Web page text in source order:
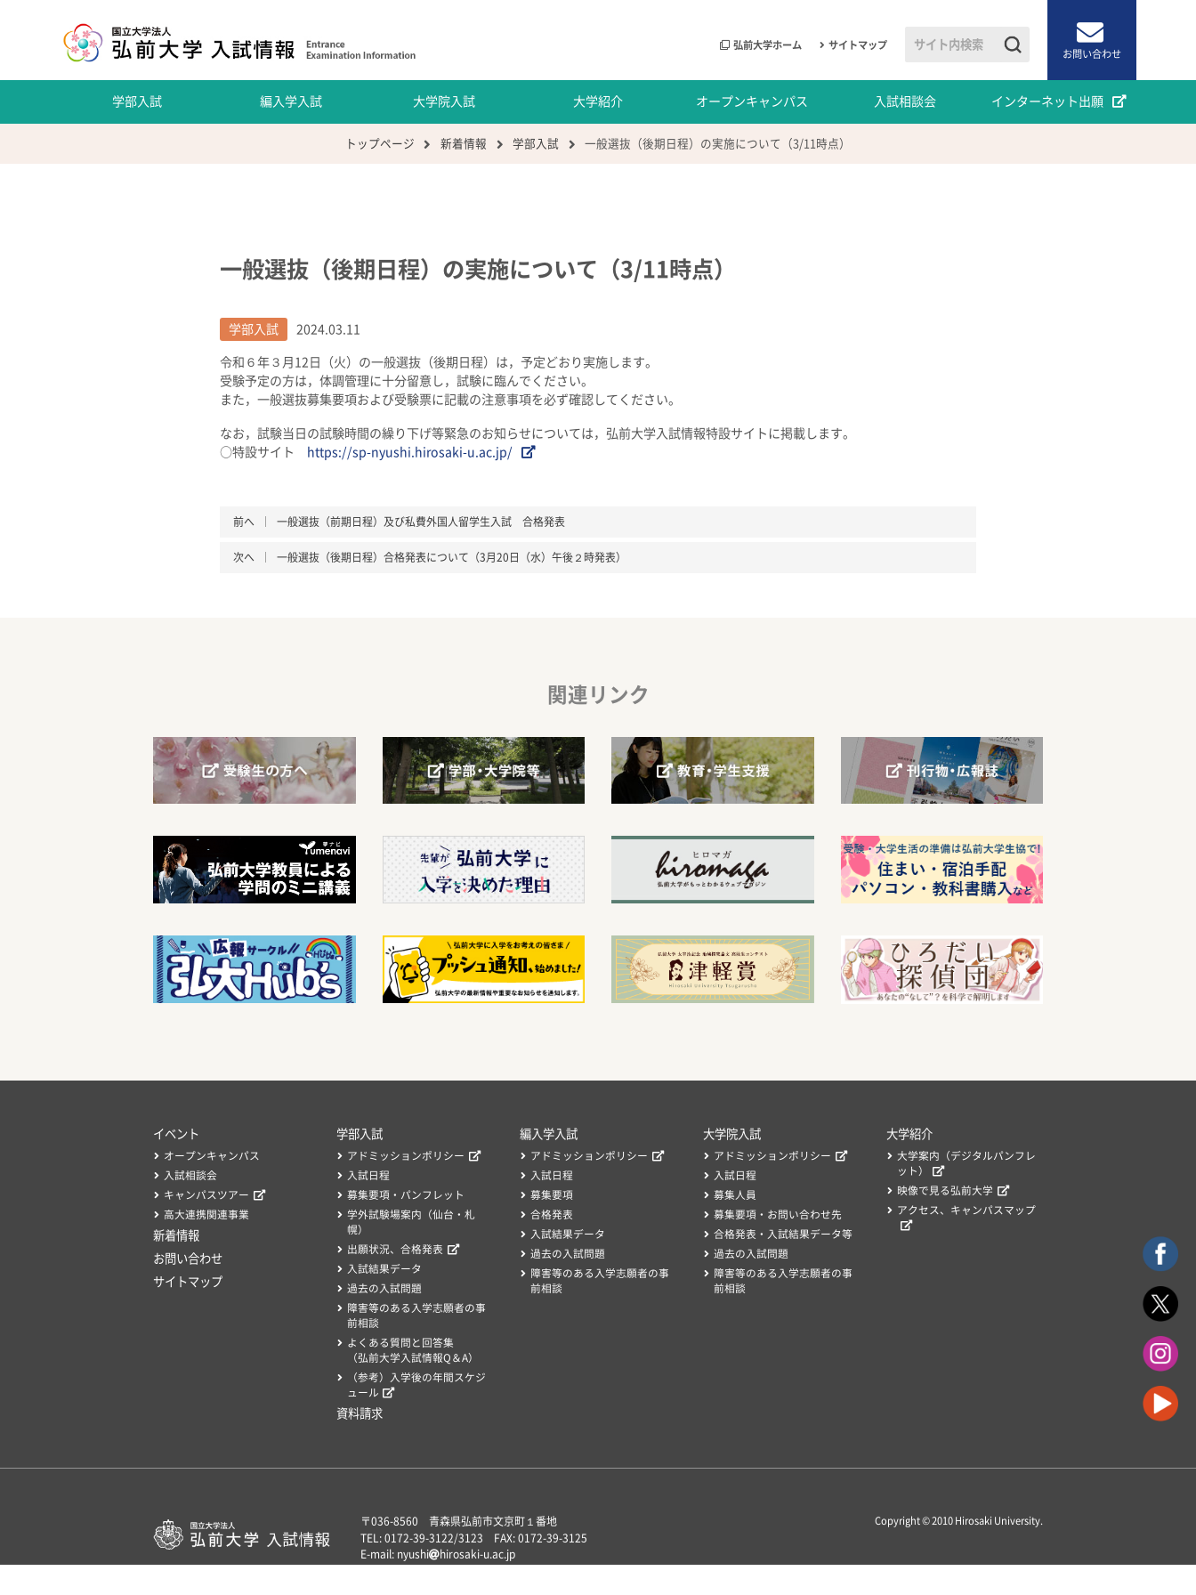
弘前大学ホーム
サイトマップ
お問い合わせ
学部入試 編入学入試 大学院入試 大学紹介 オープンキャンパス 入試相談会 インターネット出願
トップページ 新着情報 学部入試 一般選抜（後期日程）の実施について（3/11時点）
一般選抜（後期日程）の実施について（3/11時点）
学部入試 2024.03.11
令和６年３月12日（火）の一般選抜（後期日程）は，予定どおり実施します。
受験予定の方は，体調管理に十分留意し，試験に臨んでください。
また，一般選抜募集要項および受験票に記載の注意事項を必ず確認してください。
なお，試験当日の試験時間の繰り下げ等緊急のお知らせについては，弘前大学入試情報特設サイトに掲載します。
○特設サイト
https://sp-nyushi.hirosaki-u.ac.jp/
前へ 一般選抜（前期日程）及び私費外国人留学生入試 合格発表
次へ 一般選抜（後期日程）合格発表について（3月20日（水）午後２時発表）
関連リンク
イベント
オープンキャンパス
入試相談会
キャンパスツアー
高大連携関連事業
新着情報
お問い合わせ
サイトマップ
学部入試
アドミッションポリシー
学外試験場案内（仙台・札
幌）
入試日程
募集要項・パンフレット
出願状況、合格発表
入試結果データ
過去の入試問題
障害等のある入学志願者の事
前相談
よくある質問と回答集
（弘前大学入試情報Q＆A）
（参考）入学後の年間スケジ
ュール
資料請求
編入学入試
アドミッションポリシー
入試日程
募集要項
合格発表
入試結果データ
過去の入試問題
障害等のある入学志願者の事
前相談
大学院入試
アドミッションポリシー
入試日程
募集人員
募集要項・お問い合わせ先
合格発表・入試結果データ等
過去の入試問題
障害等のある入学志願者の事
前相談
大学紹介
大学案内（デジタルパンフレ
ット）
映像で見る弘前大学
アクセス、キャンパスマップ
〒036-8560 青森県弘前市文京町１番地
TEL: 0172-39-3122/3123 FAX: 0172-39-3125
E-mail: nyushi
hirosaki-u.ac.jp
Copyright © 2010 Hirosaki University